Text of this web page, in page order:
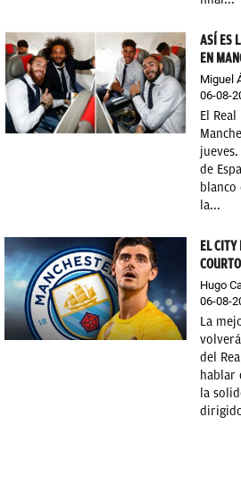
ASÍ ES
EN
Miguel
06-08-
El
de
blanco
la...
EL CITY
Hugo
06-08-
La
del
hablar
la